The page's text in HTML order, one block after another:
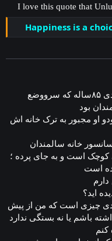
I love this quote that
Happiness is a
در خانه سالمندانی که کار میکردم پیرمردی ۸۵ساله که سرووضع
بود
او مجبور به ترک خانه اش
خانه سالمندان
کوچک است و به جای پرده ؛
است
اید؟
چیزی است که من از پیش
باشم یا نه بستگی ندارد